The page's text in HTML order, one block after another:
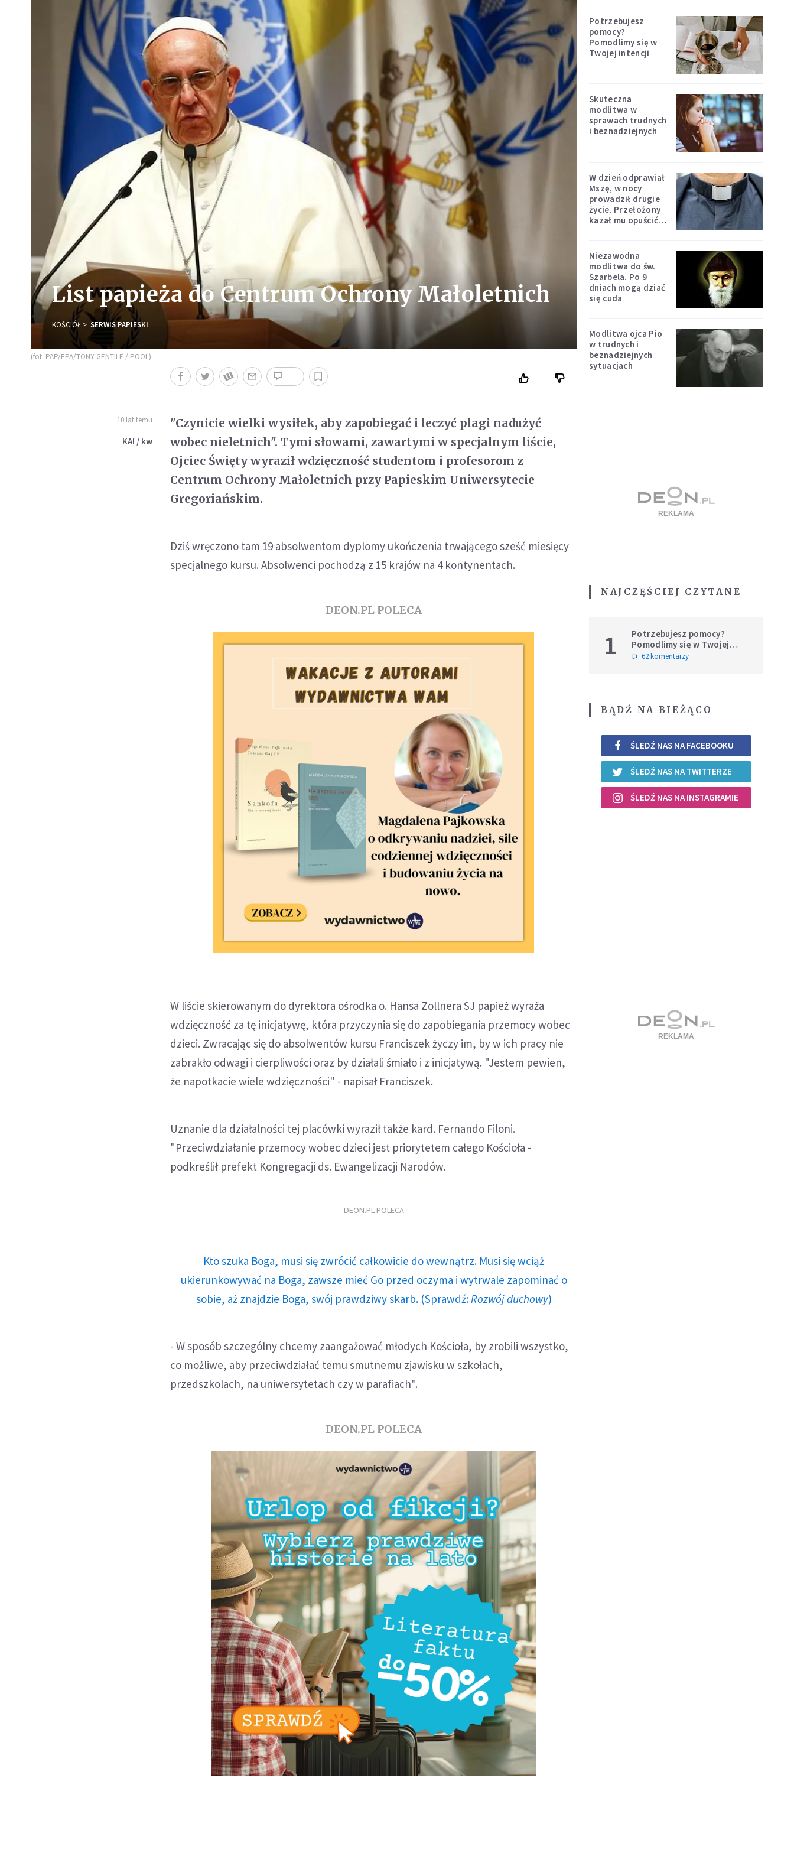
List papieża do Centrum Ochrony Małoletnich
KOŚCIÓŁ SERWIS PAPIESKI
(fot. PAP/EPA/TONY GENTILE / POOL)
10 lat temu
KAI / kw
"Czynicie wielki wysiłek, aby zapobiegać i leczyć plagi nadużyć
wobec nieletnich". Tymi słowami, zawartymi w specjalnym liście,
Ojciec Święty wyraził wdzięczność studentom i profesorom z
Centrum Ochrony Małoletnich przy Papieskim Uniwersytecie
Gregoriańskim.
Dziś wręczono tam 19 absolwentom dyplomy ukończenia trwającego sześć miesięcy
specjalnego kursu. Absolwenci pochodzą z 15 krajów na 4 kontynentach.
DEON.PL POLECA
W liście skierowanym do dyrektora ośrodka o. Hansa Zollnera SJ papież wyraża
wdzięczność za tę inicjatywę, która przyczynia się do zapobiegania przemocy wobec
dzieci. Zwracając się do absolwentów kursu Franciszek życzy im, by w ich pracy nie
zabrakło odwagi i cierpliwości oraz by działali śmiało i z inicjatywą. "Jestem pewien,
że napotkacie wiele wdzięczności" - napisał Franciszek.
Uznanie dla działalności tej placówki wyraził także kard. Fernando Filoni.
"Przeciwdziałanie przemocy wobec dzieci jest priorytetem całego Kościoła -
podkreślił prefekt Kongregacji ds. Ewangelizacji Narodów.
DEON.PL POLECA
Kto szuka Boga, musi się zwrócić całkowicie do wewnątrz. Musi się wciąż
ukierunkowywać na Boga, zawsze mieć Go przed oczyma i wytrwale zapominać o
sobie, aż znajdzie Boga, swój prawdziwy skarb. (Sprawdź: Rozwój duchowy)
- W sposób szczególny chcemy zaangażować młodych Kościoła, by zrobili wszystko,
co możliwe, aby przeciwdziałać temu smutnemu zjawisku w szkołach,
przedszkolach, na uniwersytetach czy w parafiach".
DEON.PL POLECA
Potrzebujesz
pomocy?
Pomodlimy się w
Twojej intencji
Skuteczna
modlitwa w
sprawach trudnych
i beznadziejnych
W dzień odprawiał
Mszę, w nocy
prowadził drugie
życie. Przełożony
kazał mu opuścić
Niezawodna
modlitwa do św.
Szarbela. Po 9
dniach mogą dziać
się cuda
Modlitwa ojca Pio
w trudnych i
beznadziejnych
sytuacjach
NAJCZĘŚCIEJ CZYTANE
1
Potrzebujesz pomocy?
Pomodlimy się w Twojej
intencji
62 komentarzy
BĄDŹ NA BIEŻĄCO
ŚLEDŹ NAS NA FACEBOOKU
ŚLEDŹ NAS NA TWITTERZE
ŚLEDŹ NAS NA INSTAGRAMIE